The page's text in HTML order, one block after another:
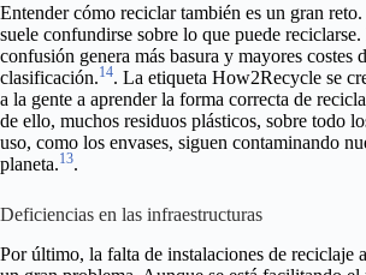
Entender cómo reciclar también es un gran
suele confundirse sobre lo que puede reciclarse.
confusión genera más basura y mayores costes
clasificación.14. La etiqueta How2Recycle se
a la gente a aprender la forma correcta de
de ello, muchos residuos plásticos, sobre todo
uso, como los envases, siguen contaminando
planeta.13.
Deficiencias en las infraestructuras
Por último, la falta de instalaciones de reciclaje